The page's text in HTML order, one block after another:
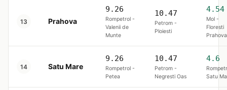
13 Prahova
9.26
Rompetrol -
Valenii de
Munte
10.47
Petrom -
Ploiesti
4.54
Mol -
Floresti
Prahova
14 Satu Mare
9.26
Rompetrol -
Petea
10.47
Petrom -
Negresti Oas
4.6
Satu